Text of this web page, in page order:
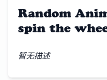
Random
spin the
暂无描述